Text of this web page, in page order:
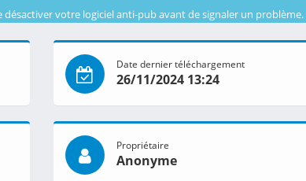
désactiver votre logiciel anti-pub avant de signaler un problème.
Date dernier téléchargement
26/11/2024 13:24
Propriétaire
Anonyme